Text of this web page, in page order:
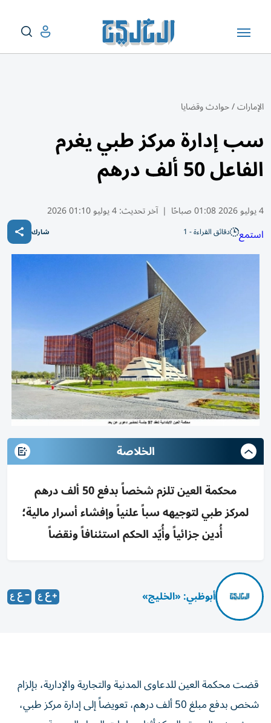
الإمارات/حوادث وقضايا
سب إدارة مركز طبي يغرم
الفاعل 50 ألف درهم
4 يوليو 2026 01:08 صباحًا | آخر تحديث:4 يوليو 01:10 2026
استمع دقائق القراءة - 1 شارك
الخلاصة
محكمة العين تلزم شخصاً بدفع 50 ألف درهم
لمركز طبي لتوجيهه سباً علنياً وإفشاء أسرار مالية؛
أُدين جزائياً وأُيّد الحكم استئنافاً ونقضاً
أبوظبي: «الخليج»
قضت محكمة العين للدعاوى المدنية والتجارية والإدارية، بإلزام
شخص بدفع مبلغ 50 ألف درهم، تعويضاً إلى إدارة مركز طبي،